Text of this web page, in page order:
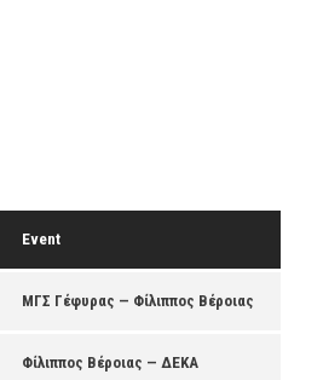
Event
ΜΓΣ Γέφυρας — Φίλιππος Βέροιας
Φίλιππος Βέροιας — ΔΕΚΑ